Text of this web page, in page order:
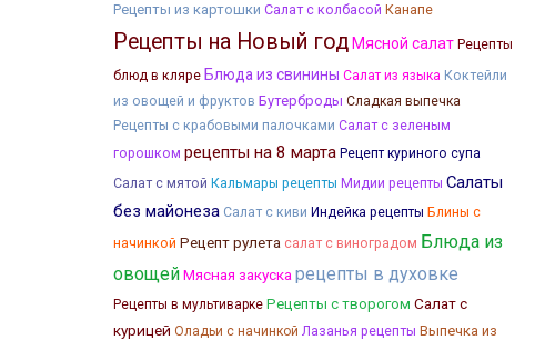
Рецепты из картошки Салат с колбасой Канапе
Рецепты на Новый год Мясной салат Рецепты
блюд в кляре Блюда из свинины Салат из языка Коктейли
из овощей и фруктов Бутерброды Сладкая выпечка
Рецепты с крабовыми палочками Салат с зеленым
горошком рецепты на 8 марта Рецепт куриного супа
Салат с мятой Кальмары рецепты Мидии рецепты Салаты
без майонеза Салат с киви Индейка рецепты Блины с
начинкой Рецепт рулета салат с виноградом Блюда из
овощейМясная закуска рецепты в духовке
Рецепты в мультиварке Рецепты с творогом Салат с
курицей Оладьи с начинкой Лазанья рецепты Выпечка из